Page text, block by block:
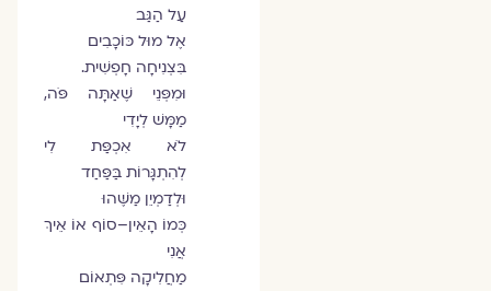
עַל הַגַּב
אֶל מוּל כּוֹכָבִים
בִּצְנִיחָה חָפְשִׁית.
וּמִפְּנֵי שֶׁאַתָּה פֹּה,
מַמָּשׁ לְיָדִי
לֹא אִכְפַּת לִי
לְהִתְגָּרוֹת בַּפַּחַד
וּלְדַמְיֵן מַשֶּׁהוּ
כְּמוֹ הָאֵין–סוֹף אוֹ אֵיךְ
אֲנִי
מַחֲלִיקָה פִּתְאוֹם